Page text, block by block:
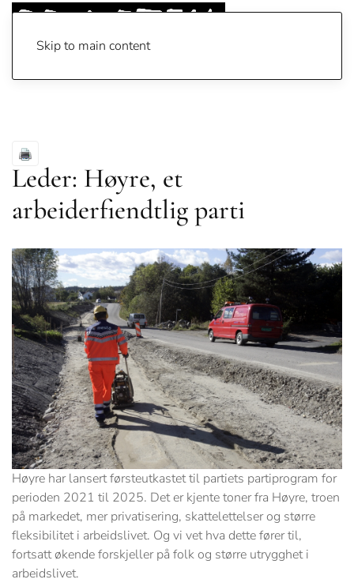
Skip to main content
Leder: Høyre, et
arbeiderfiendtlig parti
Høyre har lansert førsteutkastet til partiets partiprogram for
perioden 2021 til 2025. Det er kjente toner fra Høyre, troen
på markedet, mer privatisering, skattelettelser og større
fleksibilitet i arbeidslivet. Og vi vet hva dette fører til,
fortsatt økende forskjeller på folk og større utrygghet i
arbeidslivet.